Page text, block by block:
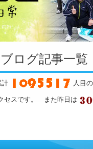
ログ記事一覧
計 人目
セスです。 また昨日は